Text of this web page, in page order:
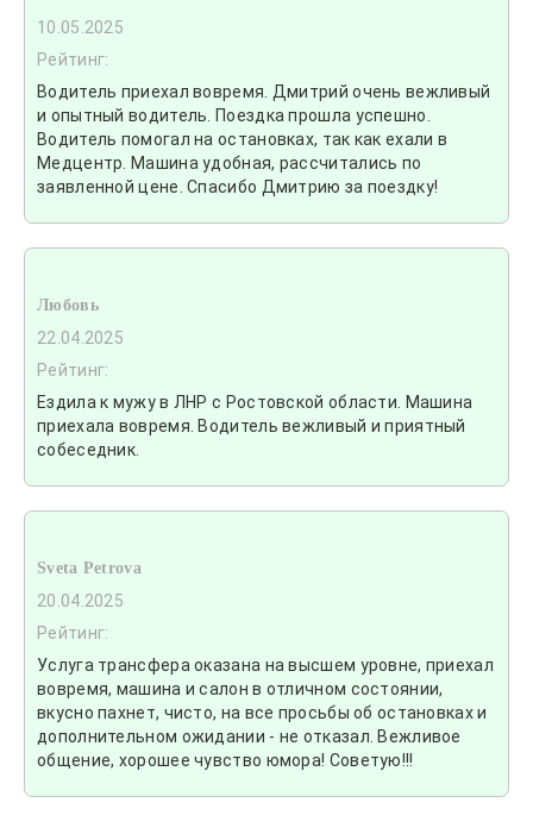
10.05.2025
Рейтинг:
Водитель приехал вовремя. Дмитрий очень вежливый
и опытный водитель. Поездка прошла успешно.
Водитель помогал на остановках, так как ехали в
Медцентр. Машина удобная, рассчитались по
заявленной цене. Спасибо Дмитрию за поездку!
Любовь
22.04.2025
Рейтинг:
Ездила к мужу в ЛНР с Ростовской области. Машина
приехала вовремя. Водитель вежливый и приятный
собеседник.
Sveta Petrova
20.04.2025
Рейтинг:
Услуга трансфера оказана на высшем уровне, приехал
вовремя, машина и салон в отличном состоянии,
вкусно пахнет, чисто, на все просьбы об остановках и
дополнительном ожидании - не отказал. Вежливое
общение, хорошее чувство юмора! Советую!!!